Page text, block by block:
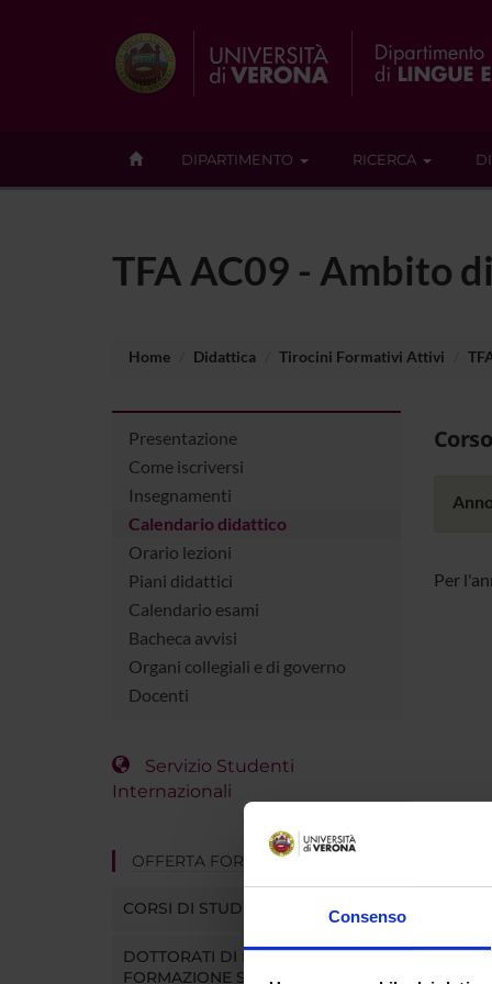
Consenso
DIPARTIMENTO RICERCA
TFA AC09 - Ambito
Home Didattica Tirocini Formativi Attivi
Presentazione
Come iscriversi
Insegnamenti
Calendario didattico
Orario lezioni
Piani didattici
Calendario esami
Bacheca avvisi
Organi collegiali e di governo
Docenti
Servizio Studenti
Internazionali
OFFERTA FORMATIVA
CORSI DI STUDIO
DOTTORATI DI RICERCA E
FORMAZIONE SUPERIORE
Per